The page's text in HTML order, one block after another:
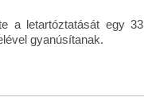
a letartóztatását egy 33
gyanúsítanak.